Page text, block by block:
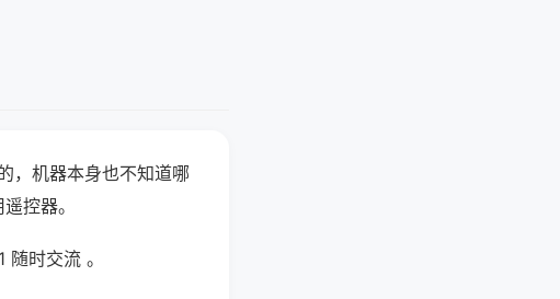
，机器本身也不知道哪
控器。
时交流 。